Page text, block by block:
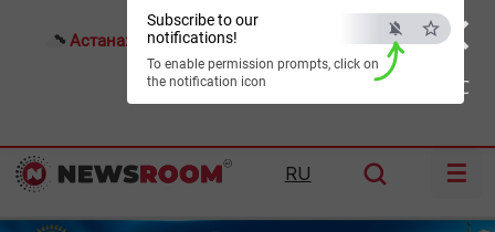
×
ESC
Subscribe to our
notifications!
To enable permission prompts, click on
the notification icon
Астана: 26°C Алматы: Шымкент:34°C
RU ☰